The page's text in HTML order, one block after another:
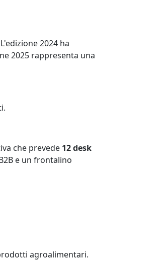
2024 ha
2025 rappresenta una
che prevede 12 desk
e un frontalino
agroalimentari.